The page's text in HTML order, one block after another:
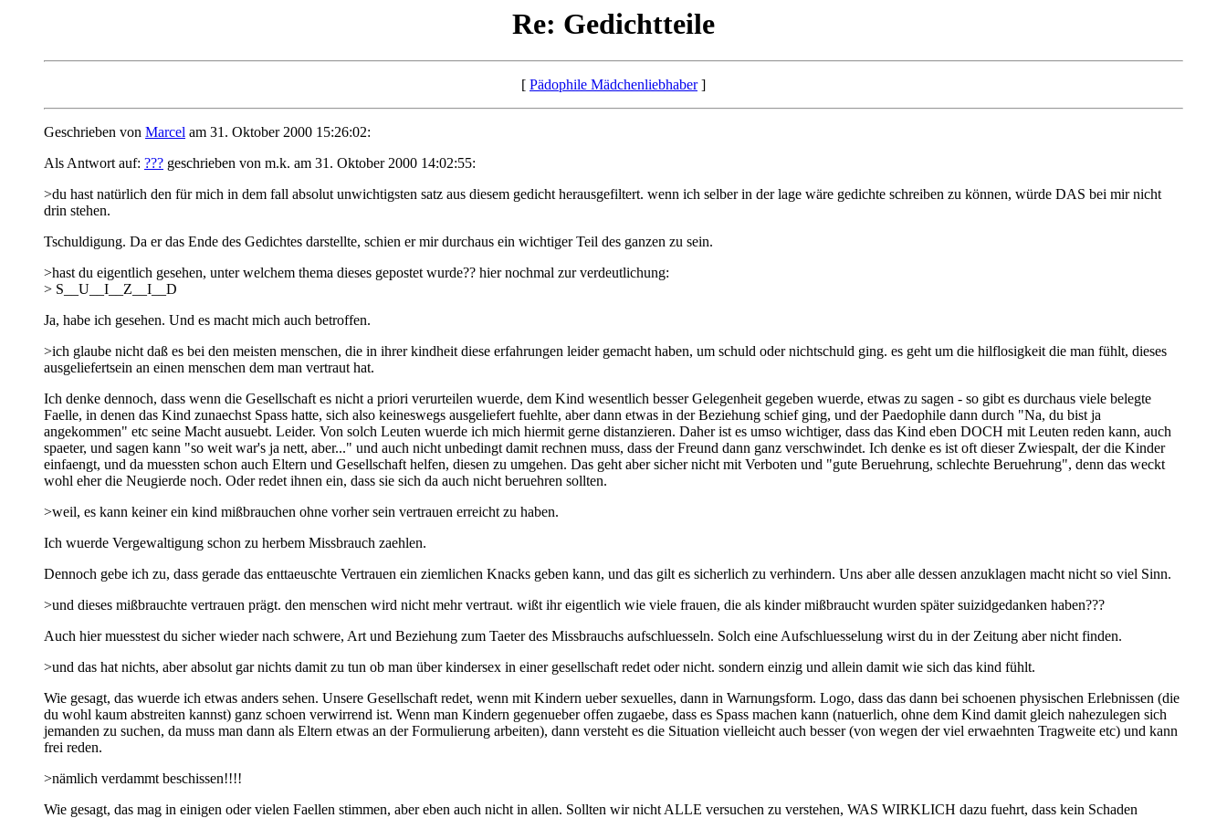
Re: Gedichtteile
[ Pädophile Mädchenliebhaber]
Geschrieben von Marcel am 31. Oktober 2000 15:26:02:
Als Antwort auf: ??? geschrieben von m.k. am 31. Oktober 2000 14:02:55:
>du hast natürlich den für mich in dem fall absolut unwichtigsten satz aus diesem gedicht herausgefiltert. wenn ich selber in der lage wäre gedichte schreiben zu können, würde DAS bei mir nicht
drin stehen.
Tschuldigung. Da er das Ende des Gedichtes darstellte, schien er mir durchaus ein wichtiger Teil des ganzen zu sein.
>hast du eigentlich gesehen, unter welchem thema dieses gepostet wurde?? hier nochmal zur verdeutlichung:
> S__U__I__Z__I__D
Ja, habe ich gesehen. Und es macht mich auch betroffen.
>ich glaube nicht daß es bei den meisten menschen, die in ihrer kindheit diese erfahrungen leider gemacht haben, um schuld oder nichtschuld ging. es geht um die hilflosigkeit die man fühlt, dieses
ausgeliefertsein an einen menschen dem man vertraut hat.
Ich denke dennoch, dass wenn die Gesellschaft es nicht a priori verurteilen wuerde, dem Kind wesentlich besser Gelegenheit gegeben wuerde, etwas zu sagen - so gibt es durchaus viele belegte
Faelle, in denen das Kind zunaechst Spass hatte, sich also keineswegs ausgeliefert fuehlte, aber dann etwas in der Beziehung schief ging, und der Paedophile dann durch "Na, du bist ja
angekommen" etc seine Macht ausuebt. Leider. Von solch Leuten wuerde ich mich hiermit gerne distanzieren. Daher ist es umso wichtiger, dass das Kind eben DOCH mit Leuten reden kann, auch
spaeter, und sagen kann "so weit war's ja nett, aber..." und auch nicht unbedingt damit rechnen muss, dass der Freund dann ganz verschwindet. Ich denke es ist oft dieser Zwiespalt, der die Kinder
einfaengt, und da muessten schon auch Eltern und Gesellschaft helfen, diesen zu umgehen. Das geht aber sicher nicht mit Verboten und "gute Beruehrung, schlechte Beruehrung", denn das weckt
wohl eher die Neugierde noch. Oder redet ihnen ein, dass sie sich da auch nicht beruehren sollten.
>weil, es kann keiner ein kind mißbrauchen ohne vorher sein vertrauen erreicht zu haben.
Ich wuerde Vergewaltigung schon zu herbem Missbrauch zaehlen.
Dennoch gebe ich zu, dass gerade das enttaeuschte Vertrauen ein ziemlichen Knacks geben kann, und das gilt es sicherlich zu verhindern. Uns aber alle dessen anzuklagen macht nicht so viel Sinn.
>und dieses mißbrauchte vertrauen prägt. den menschen wird nicht mehr vertraut. wißt ihr eigentlich wie viele frauen, die als kinder mißbraucht wurden später suizidgedanken haben???
Auch hier muesstest du sicher wieder nach schwere, Art und Beziehung zum Taeter des Missbrauchs aufschluesseln. Solch eine Aufschluesselung wirst du in der Zeitung aber nicht finden.
>und das hat nichts, aber absolut gar nichts damit zu tun ob man über kindersex in einer gesellschaft redet oder nicht. sondern einzig und allein damit wie sich das kind fühlt.
Wie gesagt, das wuerde ich etwas anders sehen. Unsere Gesellschaft redet, wenn mit Kindern ueber sexuelles, dann in Warnungsform. Logo, dass das dann bei schoenen physischen Erlebnissen (die
du wohl kaum abstreiten kannst) ganz schoen verwirrend ist. Wenn man Kindern gegenueber offen zugaebe, dass es Spass machen kann (natuerlich, ohne dem Kind damit gleich nahezulegen sich
jemanden zu suchen, da muss man dann als Eltern etwas an der Formulierung arbeiten), dann versteht es die Situation vielleicht auch besser (von wegen der viel erwaehnten Tragweite etc) und kann
frei reden.
>nämlich verdammt beschissen!!!!
Wie gesagt, das mag in einigen oder vielen Faellen stimmen, aber eben auch nicht in allen. Sollten wir nicht ALLE versuchen zu verstehen, WAS WIRKLICH dazu fuehrt, dass kein Schaden